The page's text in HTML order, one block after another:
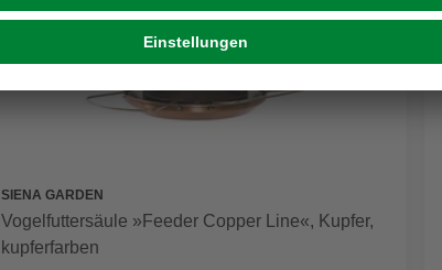
SIENA GARDEN
Vogelfuttersäule »Feeder Copper Line«, Kupfer,
kupferfarben